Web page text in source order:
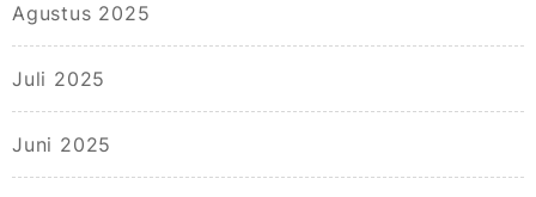
Agustus 2025
Juli 2025
Juni 2025